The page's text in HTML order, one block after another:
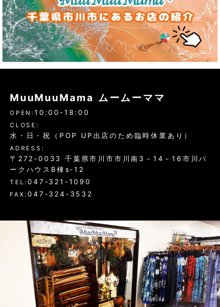
MuuMuuMama ムームーママ
OPEN: 10:00-18:00
CLOSE:
水・日・祝（POP UP出店のため臨時休業あり）
ADRESS:
〒272-0033 千葉県市川市市川南3－14－16市川パ
ークハウスB棟s-12
TEL:047-321-1090
FAX:047-324-3532